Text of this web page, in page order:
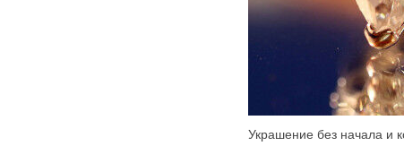
Украшение без начала и